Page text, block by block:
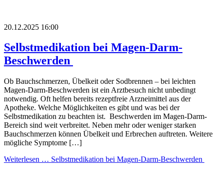
20.12.2025 16:00
Selbstmedikation bei Magen-Darm-
Beschwerden
Ob Bauchschmerzen, Übelkeit oder Sodbrennen – bei leichten
Magen-Darm-Beschwerden ist ein Arztbesuch nicht unbedingt
notwendig. Oft helfen bereits rezeptfreie Arzneimittel aus der
Apotheke. Welche Möglichkeiten es gibt und was bei der
Selbstmedikation zu beachten ist. Beschwerden im Magen-Darm-
Bereich sind weit verbreitet. Neben mehr oder weniger starken
Bauchschmerzen können Übelkeit und Erbrechen auftreten. Weitere
mögliche Symptome […]
Weiterlesen … Selbstmedikation bei Magen-Darm-Beschwerden